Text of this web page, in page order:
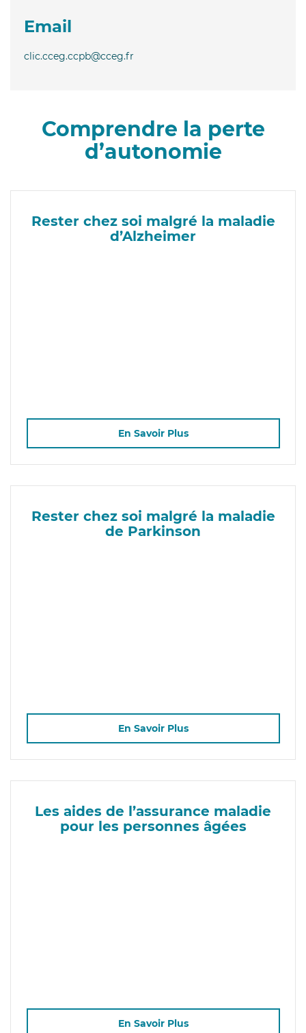
Email
clic.cceg.ccpb@cceg.fr
Comprendre la perte
d’autonomie
Rester chez soi malgré la maladie
d’Alzheimer
En Savoir Plus
Rester chez soi malgré la maladie
de Parkinson
En Savoir Plus
Les aides de l’assurance maladie
pour les personnes âgées
En Savoir Plus